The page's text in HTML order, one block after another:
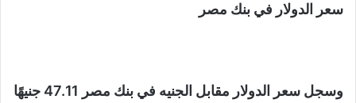
سعر الدولار في بنك مصر
وسجل سعر الدولار مقابل الجنيه في بنك مصر 47.11 جنيهًا